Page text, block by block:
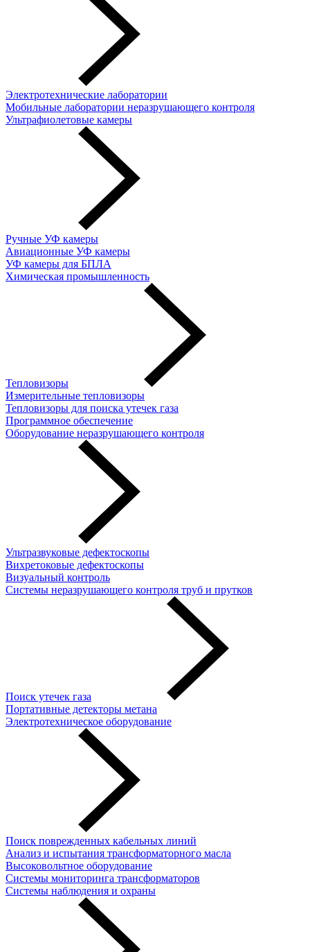
Электротехнические лаборатории
Мобильные лаборатории неразрушающего контроля
Ультрафиолетовые камеры
Ручные УФ камеры
Авиационные УФ камеры
УФ камеры для БПЛА
Химическая промышленность
Тепловизоры
Измерительные тепловизоры
Тепловизоры для поиска утечек газа
Программное обеспечение
Оборудование неразрушающего контроля
Ультразвуковые дефектоскопы
Вихретоковые дефектоскопы
Визуальный контроль
Системы неразрушающего контроля труб и прутков
Поиск утечек газа
Портативные детекторы метана
Электротехническое оборудование
Поиск поврежденных кабельных линий
Анализ и испытания трансформаторного масла
Высоковольтное оборудование
Системы мониторинга трансформаторов
Системы наблюдения и охраны